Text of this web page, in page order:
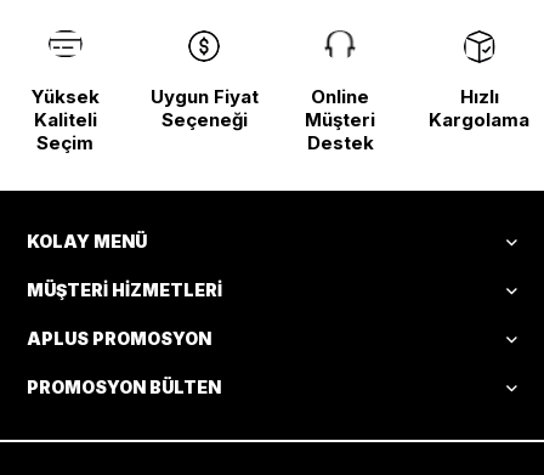
Yüksek
Kaliteli
Seçim
Uygun Fiyat
Seçeneği
Online
Müşteri
Destek
Hızlı
Kargolama
KOLAY MENÜ
MÜŞTERI HIZMETLERI
APLUS PROMOSYON
PROMOSYON BÜLTEN